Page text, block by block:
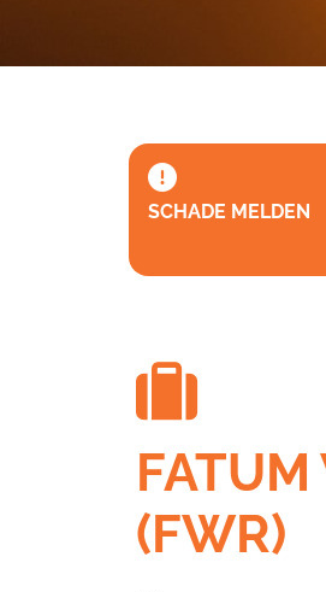
SCHADE MELDEN
(FWR)